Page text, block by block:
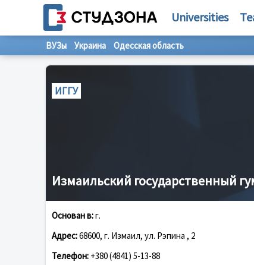
Universities
ВУЗы Украина Одесская область
ИГГУ
Измаильский государственный
Основан в:г.
Адрес:68600, г. Измаил, ул. Рэпина , 2
Телефон: +380 (4841) 5-13-88